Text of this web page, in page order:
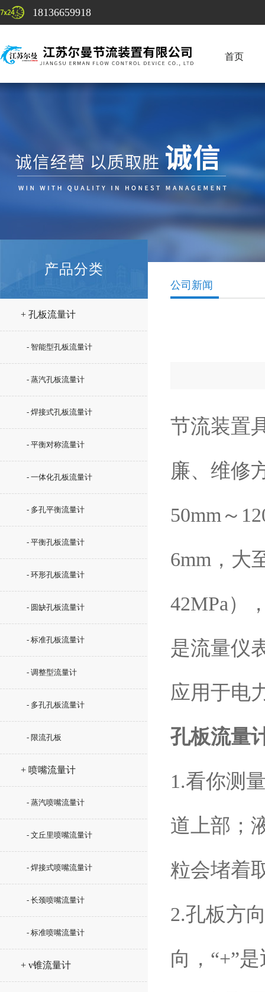
18136659918
首页
产品分类
+ 孔板流量计
- 智能型孔板流量计
- 蒸汽孔板流量计
- 焊接式孔板流量计
- 平衡对称流量计
- 一体化孔板流量计
- 多孔平衡流量计
- 平衡孔板流量计
- 环形孔板流量计
- 圆缺孔板流量计
- 标准孔板流量计
- 调整型流量计
- 多孔孔板流量计
- 限流孔板
+ 喷嘴流量计
- 蒸汽喷嘴流量计
- 文丘里喷嘴流量计
- 焊接式喷嘴流量计
- 长颈喷嘴流量计
- 标准喷嘴流量计
+ v锥流量计
公司新闻
节流装置
廉、维修
50mm～
6mm，大
42MPa）
是流量仪
应用于电
孔板流量
1.看你测
道上部；
粒会堵着
2.孔板方
向，“+”